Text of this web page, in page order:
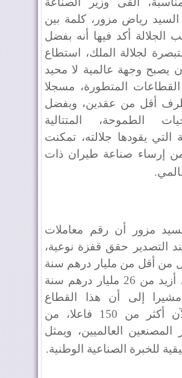
السيد رياض مزور، كلمة بين
الجلالة أكد فيها أنه بفضل
لجلالة الملك، استطاع
يصبح وجهة عالمية لا محيد
المتطورة، مسجلا
أقل من عقدين، وبفضل
الطموحة، المتتالية
التي يقودها جلالته، تمكنت
من إرساء صناعة طيران ذات
.
مزور أن رقم معاملات
التصدير حقق قفزة نوعية،
من أقل من مليار درهم سنة
2004 إلى أزيد من 26 مليار درهم سنة
، مشيرا إلى أن هذا القطاع
يشمل الآن أكثر من 150 فاعلا، من
المصنعين العالميين، ويمثل
للخبرة الصناعية الوطنية.